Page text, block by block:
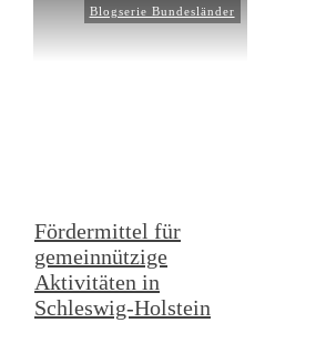
Blogserie Bundesländer
Fördermittel für
gemeinnützige
Aktivitäten in
Schleswig-Holstein